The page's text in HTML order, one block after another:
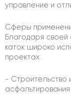
управление и
Сферы
Благодаря своей
каток широко
проектах:
- Строительство